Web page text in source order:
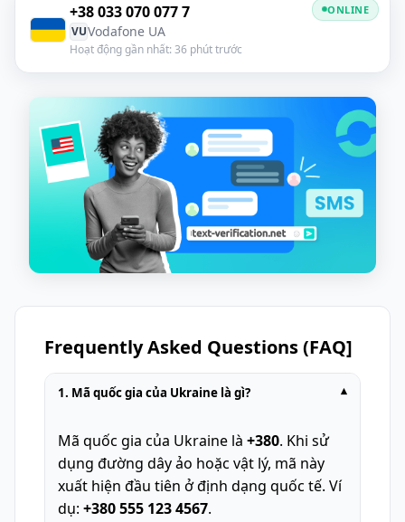
+38 033 070 077 7
VUVodafone UA
Hoạt động gần nhất: 36 phút trước
ONLINE
Frequently Asked Questions (FAQ]
1. Mã quốc gia của Ukraine là gì? ▾
Mã quốc gia của Ukraine là +380. Khi sử
dụng đường dây ảo hoặc vật lý, mã này
xuất hiện đầu tiên ở định dạng quốc tế. Ví
dụ: +380 555 123 4567.